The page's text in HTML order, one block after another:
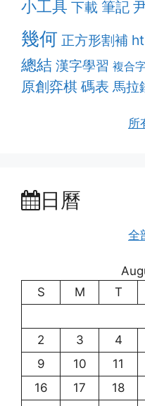
小工具 下載 筆記
幾何 正方形割補
總結 漢字學習 複合
原創弈棋 碼表 馬拉
所
日曆
全
S
M T
2
3 4
9
10 11
16
17 18